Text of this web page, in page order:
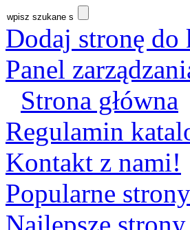
Dodaj stronę do
Panel
Strona główna
Regulamin
Kontakt z nami!
Popularne strony